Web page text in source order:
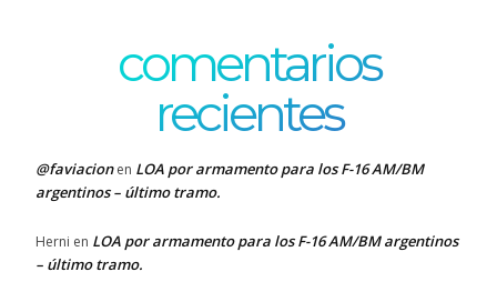
comentarios
recientes
@faviacionen LOA por armamento para los F-16 AM/BM
argentinos – último tramo.
Herni en LOA por armamento para los F-16 AM/BM argentinos
– último tramo.